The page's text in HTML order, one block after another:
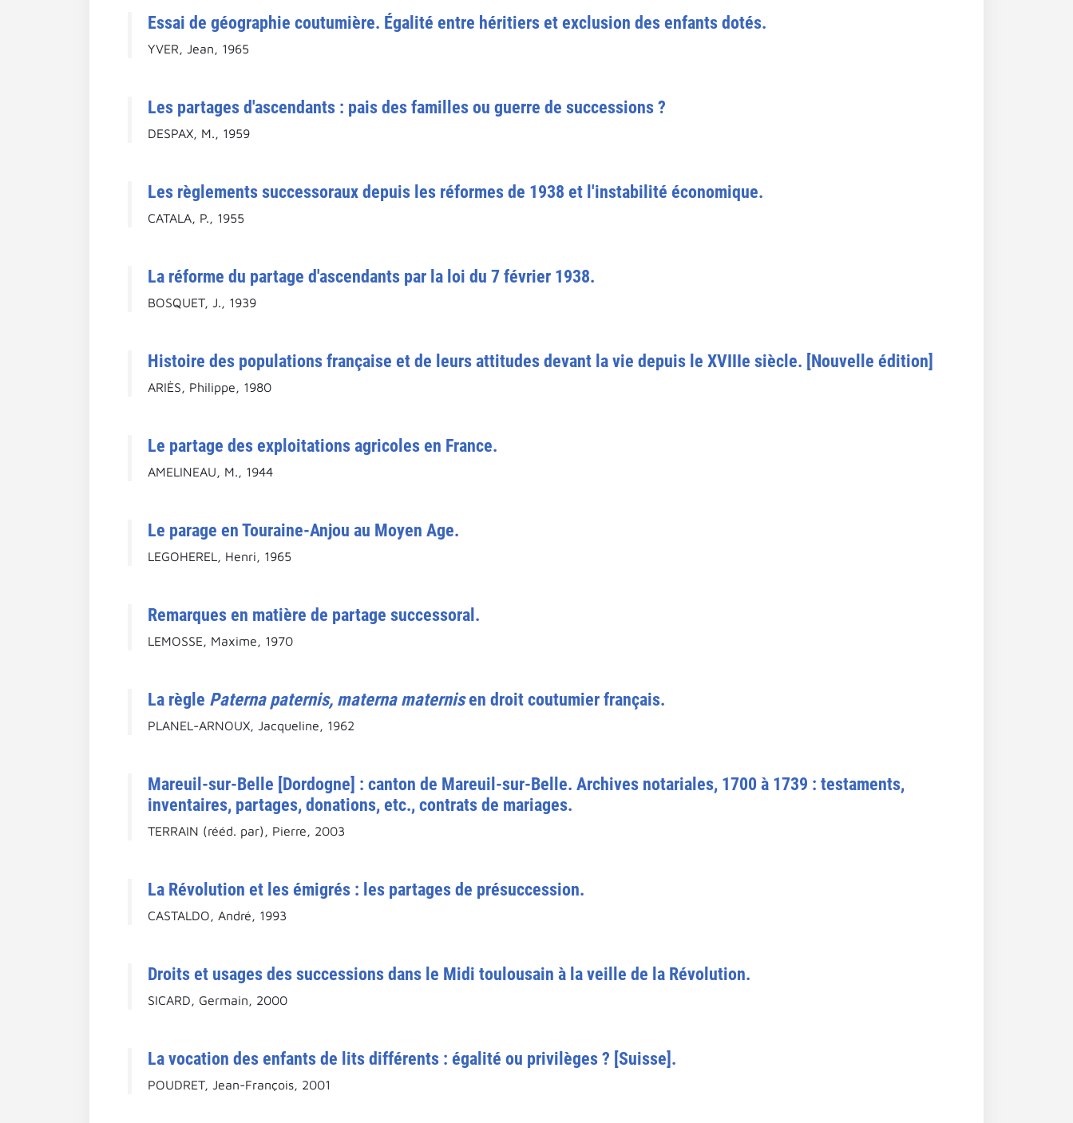
Essai de géographie coutumière. Égalité entre héritiers et exclusion des enfants dotés.
YVER, Jean, 1965
Les partages d'ascendants : pais des familles ou guerre de successions ?
DESPAX, M., 1959
Les règlements successoraux depuis les réformes de 1938 et l'instabilité économique.
CATALA, P., 1955
La réforme du partage d'ascendants par la loi du 7 février 1938.
BOSQUET, J., 1939
Histoire des populations française et de leurs attitudes devant la vie depuis le XVIIIe siècle. [Nouvelle édition]
ARIÈS, Philippe, 1980
Le partage des exploitations agricoles en France.
AMELINEAU, M., 1944
Le parage en Touraine-Anjou au Moyen Age.
LEGOHEREL, Henri, 1965
Remarques en matière de partage successoral.
LEMOSSE, Maxime, 1970
La règle Paterna paternis, materna maternisen droit coutumier français.
PLANEL-ARNOUX, Jacqueline, 1962
Mareuil-sur-Belle [Dordogne] : canton de Mareuil-sur-Belle. Archives notariales, 1700 à 1739 : testaments,
inventaires, partages, donations, etc., contrats de mariages.
TERRAIN (rééd. par), Pierre, 2003
La Révolution et les émigrés : les partages de présuccession.
CASTALDO, André, 1993
Droits et usages des successions dans le Midi toulousain à la veille de la Révolution.
SICARD, Germain, 2000
La vocation des enfants de lits différents : égalité ou privilèges ? [Suisse].
POUDRET, Jean-François, 2001